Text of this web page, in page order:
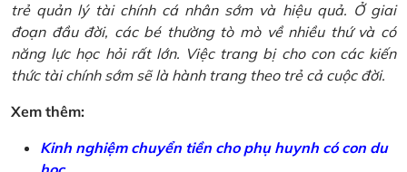
trẻ quản lý tài chính cá nhân sớm và hiệu quả. Ở giai
đoạn đầu đời, các bé thường tò mò về nhiều thứ và có
năng lực học hỏi rất lớn. Việc trang bị cho con các kiến
thức tài chính sớm sẽ là hành trang theo trẻ cả cuộc đời.
Xem thêm:
Kinh nghiệm chuyển tiền cho phụ huynh có con du